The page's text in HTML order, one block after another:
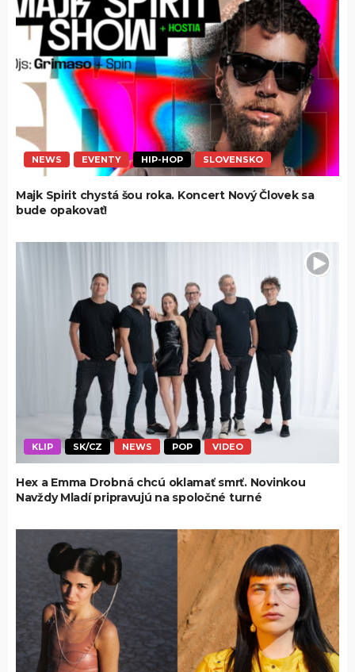
NEWS EVENTY HIP-HOP SLOVENSKO
Majk Spirit chystá šou roka. Koncert Nový Človek sa
bude opakovať!
KLIP SK/CZ NEWS POP VIDEO
Hex a Emma Drobná chcú oklamať smrť. Novinkou
Navždy Mladí pripravujú na spoločné turné